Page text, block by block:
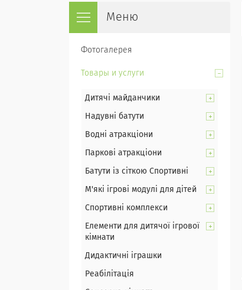
Фотогалерея
Товары и услуги
Дитячі майданчики
Надувні батути
Водні атракціони
Паркові атракціони
Батути із сіткою Спортивні
М'які ігрові модулі для дітей
Спортивні комплекси
Елементи для дитячої ігрової
кімнати
Дидактичні іграшки
Реабілітація